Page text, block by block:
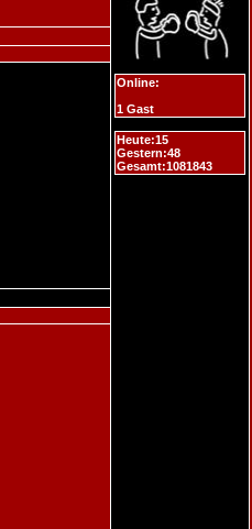
Online:
1 Gast
Heute:15
Gestern:48
Gesamt:1081843